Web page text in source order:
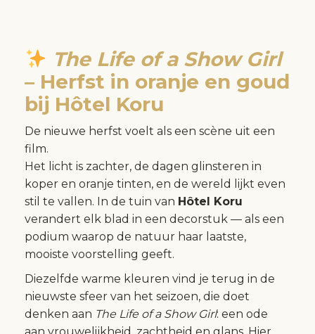
The Life of a Show Girl
– Herfst in oranje en goud
bij Hôtel Koru
De nieuwe herfst voelt als een scène uit een
film.
Het licht is zachter, de dagen glinsteren in
koper en oranje tinten, en de wereld lijkt even
stil te vallen. In de tuin van Hôtel Koru
verandert elk blad in een decorstuk — als een
podium waarop de natuur haar laatste,
mooiste voorstelling geeft.
Diezelfde warme kleuren vind je terug in de
nieuwste sfeer van het seizoen, die doet
denken aan The Life of a Show Girl: een ode